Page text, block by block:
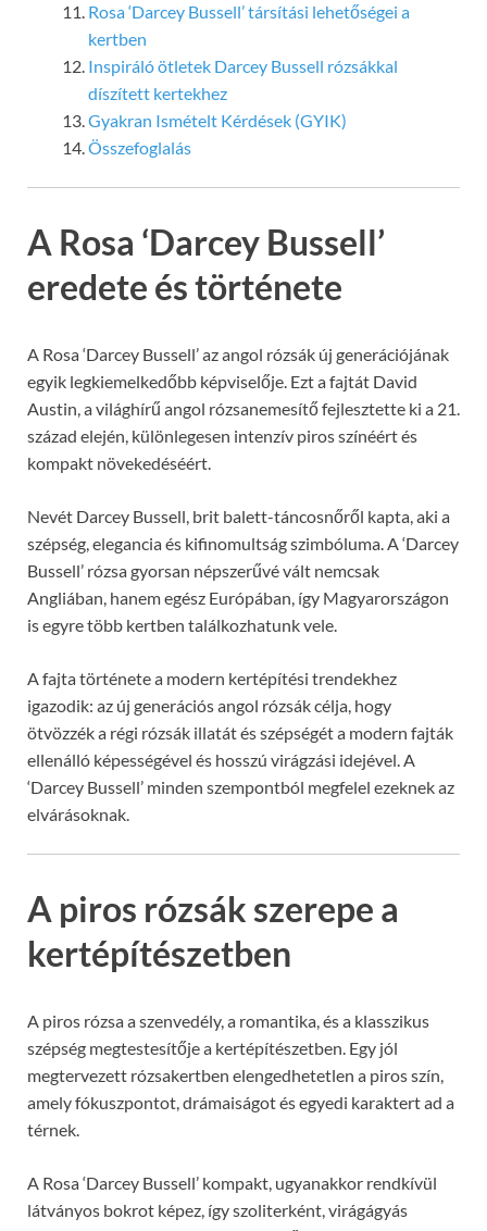
Rosa ‘Darcey Bussell’ társítási lehetőségei a
kertben
Inspiráló ötletek Darcey Bussell rózsákkal
díszített kertekhez
Gyakran Ismételt Kérdések (GYIK)
Összefoglalás
A Rosa ‘Darcey Bussell’
eredete és története
A Rosa ‘Darcey Bussell’ az angol rózsák új generációjának
egyik legkiemelkedőbb képviselője. Ezt a fajtát David
Austin, a világhírű angol rózsanemesítő fejlesztette ki a 21.
század elején, különlegesen intenzív piros színéért és
kompakt növekedéséért.
Nevét Darcey Bussell, brit balett-táncosnőről kapta, aki a
szépség, elegancia és kifinomultság szimbóluma. A ‘Darcey
Bussell’ rózsa gyorsan népszerűvé vált nemcsak
Angliában, hanem egész Európában, így Magyarországon
is egyre több kertben találkozhatunk vele.
A fajta története a modern kertépítési trendekhez
igazodik: az új generációs angol rózsák célja, hogy
ötvözzék a régi rózsák illatát és szépségét a modern fajták
ellenálló képességével és hosszú virágzási idejével. A
‘Darcey Bussell’ minden szempontból megfelel ezeknek az
elvárásoknak.
A piros rózsák szerepe a
kertépítészetben
A piros rózsa a szenvedély, a romantika, és a klasszikus
szépség megtestesítője a kertépítészetben. Egy jól
megtervezett rózsakertben elengedhetetlen a piros szín,
amely fókuszpontot, drámaiságot és egyedi karaktert ad a
térnek.
A Rosa ‘Darcey Bussell’ kompakt, ugyanakkor rendkívül
látványos bokrot képez, így szoliterként, virágágyás